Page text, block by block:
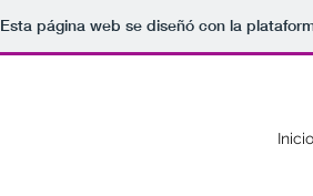
Esta página web se diseñó con la
Inicio